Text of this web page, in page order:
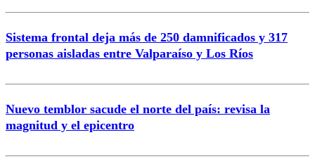
Sistema frontal deja más de 250 damnificados y 317
personas aisladas entre Valparaíso y Los Ríos
Nuevo temblor sacude el norte del país: revisa la
magnitud y el epicentro